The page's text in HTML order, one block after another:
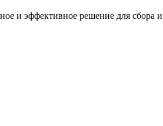
эффективное решение для сбора